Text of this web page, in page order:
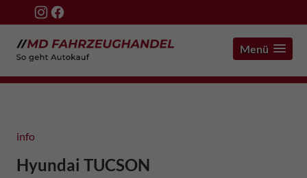
Menü
info
Hyundai TUCSON